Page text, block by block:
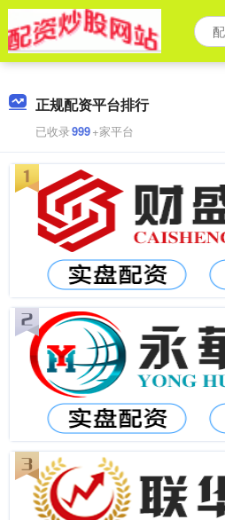
正规配资平台排行
已收录999+家平台